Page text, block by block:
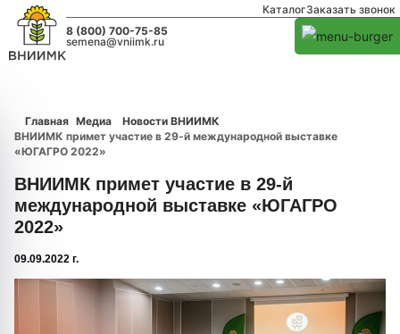
КаталогЗаказать звонок
8 (800) 700-75-85
semena@vniimk.ru
Главная Медиа
Новости ВНИИМК
ВНИИМК примет участие в 29-й международной выставке
«ЮГАГРО 2022»
ВНИИМК примет участие в 29-й
международной выставке «ЮГАГРО
2022»
09.09.2022 г.